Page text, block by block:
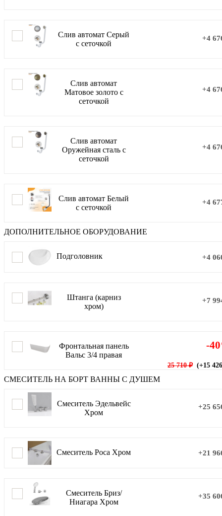
Слив автомат Серый
с сеточкой
+4
Слив автомат
Матовое золото с
сеточкой
+4
Слив автомат
Оружейная сталь с
сеточкой
+4
Слив автомат Белый
с сеточкой
+4
ДОПОЛНИТЕЛЬНОЕ ОБОРУДОВАНИЕ
Подголовник +4
Штанга (карниз
хром)
+7
Фронтальная панель
Вальс 3/4 правая
-
25 710 ₽(+15
СМЕСИТЕЛЬ НА БОРТ ВАННЫ С ДУШЕМ
Смеситель Эдельвейс
Хром
+25
Смеситель Роса Хром +21
Смеситель Бриз/
Ниагара Хром
+35